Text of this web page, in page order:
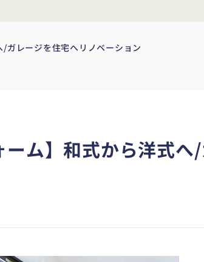
/ガレージを住宅へリノベーション
ーム】和式から洋式